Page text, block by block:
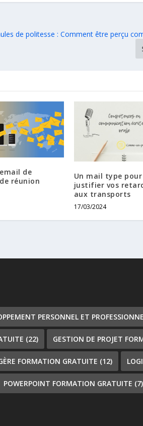
de politesse : Comment être perçu
de
réunion
Un mail type pour
justifier vos
aux transports
17/03/2024
PERSONNEL ET
(22) GESTION DE PROJET
FORMATION GRATUITE (12)
POWERPOINT FORMATION GRATUITE (7)